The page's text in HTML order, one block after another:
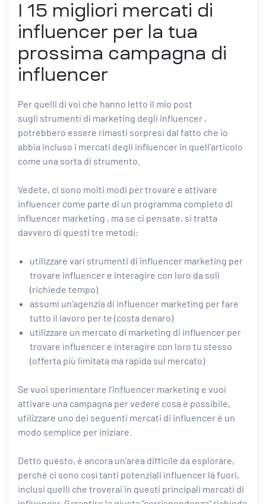
I 15 migliori mercati di
influencer per la tua
prossima campagna di
influencer
Per quelli di voi che hanno letto il mio post
sugli strumenti di marketing degli influencer ,
potrebbero essere rimasti sorpresi dal fatto che io
abbia incluso i mercati degli influencer in quell’articolo
come una sorta di strumento.
Vedete, ci sono molti modi per trovare e attivare
influencer come parte di un programma completo di
influencer marketing , ma se ci pensate, si tratta
davvero di questi tre metodi:
utilizzare vari strumenti di influencer marketing per
trovare influencer e interagire con loro da soli
(richiede tempo)
assumi un’agenzia di influencer marketing per fare
tutto il lavoro per te (costa denaro)
utilizzare un mercato di marketing di influencer per
trovare influencer e interagire con loro tu stesso
(offerta più limitata ma rapida sul mercato)
Se vuoi sperimentare l’influencer marketing e vuoi
attivare una campagna per vedere cosa è possibile,
utilizzare uno dei seguenti mercati di influencer è un
modo semplice per iniziare.
Detto questo, è ancora un’area difficile da esplorare,
perché ci sono così tanti potenziali influencer là fuori,
inclusi quelli che troverai in questi principali mercati di